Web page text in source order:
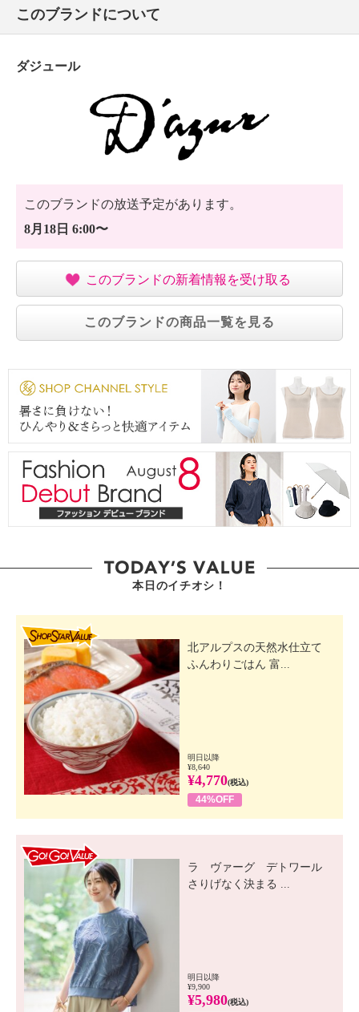
このブランドについて
ダジュール
このブランドの放送予定があります。
8月18日 6:00〜
このブランドの新着情報を受け取る
このブランドの商品一覧を見る
本日のイチオシ！
北アルプスの天然水仕立て
ふんわりごはん 富...
明日以降
¥8,640
¥4,770(税込)
44%OFF
ラ ヴァーグ デトワール
さりげなく決まる ...
明日以降
¥9,900
¥5,980(税込)